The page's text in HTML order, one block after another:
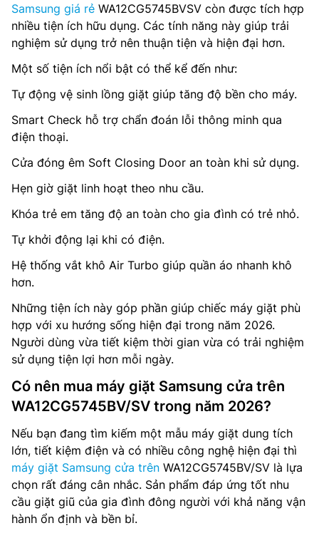
Samsung giá rẻ WA12CG5745BVSV còn được tích hợp
nhiều tiện ích hữu dụng. Các tính năng này giúp trải
nghiệm sử dụng trở nên thuận tiện và hiện đại hơn.
Một số tiện ích nổi bật có thể kể đến như:
Tự động vệ sinh lồng giặt giúp tăng độ bền cho máy.
Smart Check hỗ trợ chẩn đoán lỗi thông minh qua
điện thoại.
Cửa đóng êm Soft Closing Door an toàn khi sử dụng.
Hẹn giờ giặt linh hoạt theo nhu cầu.
Khóa trẻ em tăng độ an toàn cho gia đình có trẻ nhỏ.
Tự khởi động lại khi có điện.
Hệ thống vắt khô Air Turbo giúp quần áo nhanh khô
hơn.
Những tiện ích này góp phần giúp chiếc máy giặt phù
hợp với xu hướng sống hiện đại trong năm 2026.
Người dùng vừa tiết kiệm thời gian vừa có trải nghiệm
sử dụng tiện lợi hơn mỗi ngày.
Có nên mua máy giặt Samsung cửa trên
WA12CG5745BV/SV trong năm 2026?
Nếu bạn đang tìm kiếm một mẫu máy giặt dung tích
lớn, tiết kiệm điện và có nhiều công nghệ hiện đại thì
máy giặt Samsung cửa trên WA12CG5745BV/SV là lựa
chọn rất đáng cân nhắc. Sản phẩm đáp ứng tốt nhu
cầu giặt giũ của gia đình đông người với khả năng vận
hành ổn định và bền bỉ.